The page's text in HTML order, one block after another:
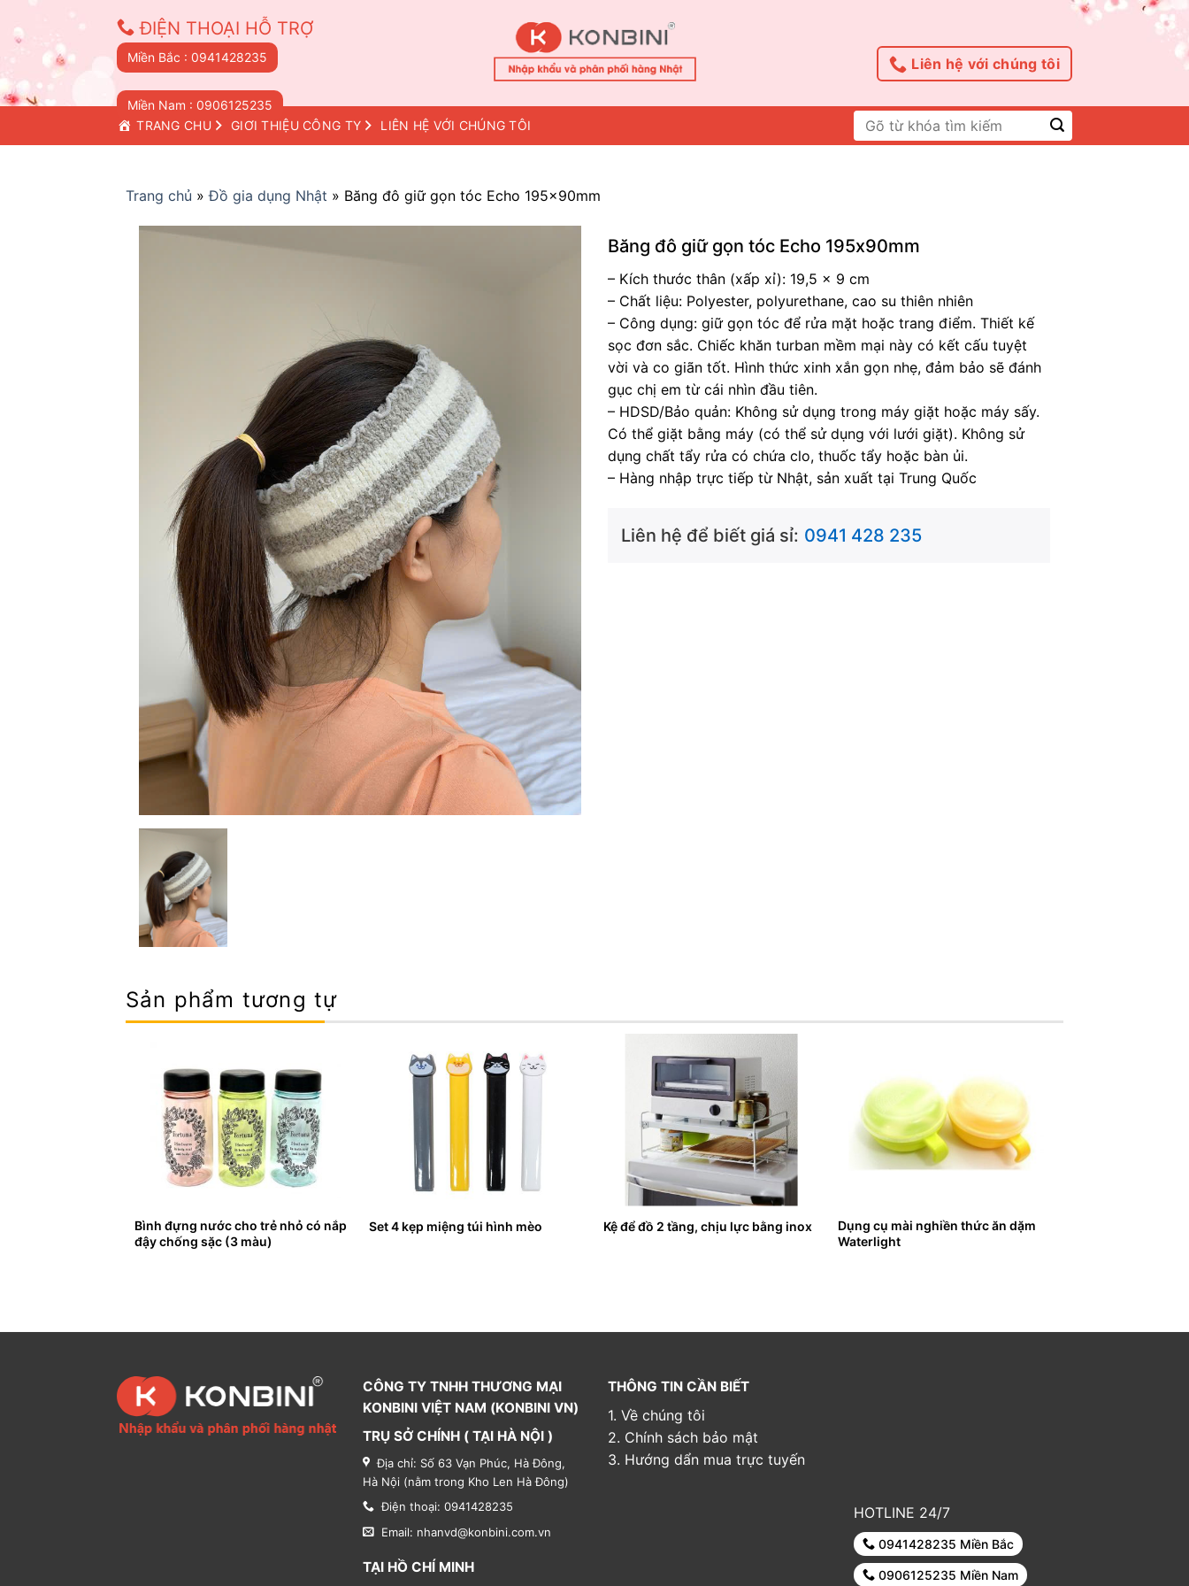
content
ĐIỆN THOẠI HỖ TRỢ
Miền Bắc : 0941428235
Miền Nam : 0906125235
Liên hệ với chúng tôi
TRANG CHỦ GIỚI THIỆU CÔNG TY LIÊN HỆ VỚI CHÚNG TÔI
Tìm
kiếm:
Trang chủ »Đồ gia dụng Nhật » Băng đô giữ gọn tóc Echo 195x90mm
Băng đô giữ gọn tóc Echo 195x90mm
– Kích thước thân (xấp xỉ): 19,5 x 9 cm
– Chất liệu: Polyester, polyurethane, cao su thiên nhiên
– Công dụng: giữ gọn tóc để rửa mặt hoặc trang điểm. Thiết kế
sọc đơn sắc. Chiếc khăn turban mềm mại này có kết cấu tuyệt
vời và co giãn tốt. Hình thức xinh xắn gọn nhẹ, đảm bảo sẽ đánh
gục chị em từ cái nhìn đầu tiên.
– HDSD/Bảo quản: Không sử dụng trong máy giặt hoặc máy sấy.
Có thể giặt bằng máy (có thể sử dụng với lưới giặt). Không sử
dụng chất tẩy rửa có chứa clo, thuốc tẩy hoặc bàn ủi.
– Hàng nhập trực tiếp từ Nhật, sản xuất tại Trung Quốc
Liên hệ để biết giá sỉ: 0941 428 235
Sản phẩm tương tự
Bình đựng nước cho trẻ nhỏ có nắp
đậy chống sặc (3 màu)
Set 4 kẹp miệng túi hình mèo Kệ để đồ 2 tầng, chịu lực bằng inox
Dụng cụ mài nghiền thức ăn dặm
Waterlight
CÔNG TY TNHH THƯƠNG MẠI
KONBINI VIỆT NAM (KONBINI VN)
TRỤ SỞ CHÍNH ( TẠI HÀ NỘI )
Địa chỉ: Số 63 Vạn Phúc, Hà Đông,
Hà Nội (nằm trong Kho Len Hà Đông)
Điện thoại: 0941428235
Email: nhanvd@konbini.com.vn
TẠI HỒ CHÍ MINH
THÔNG TIN CẦN BIẾT
1. Về chúng tôi
2. Chính sách bảo mật
3. Hướng dẩn mua trực tuyến
HOTLINE 24/7
0941428235 Miền Bắc
0906125235 Miền Nam